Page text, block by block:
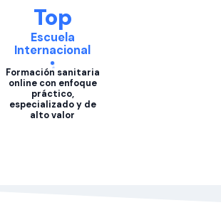
Top
Escuela
Internacional
Formación sanitaria
online con enfoque
práctico,
especializado y de
alto valor